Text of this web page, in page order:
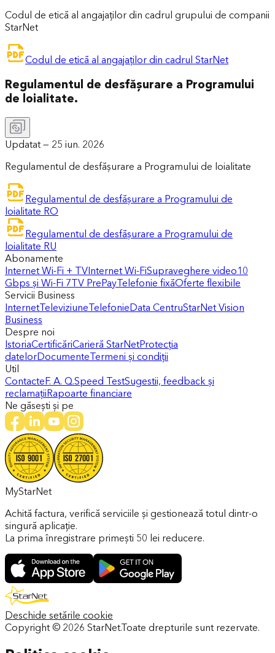
Codul de etică al angajaților din cadrul grupului de companii
StarNet
Codul de etică al angajaților din cadrul StarNet
Regulamentul de desfășurare a Programului
de loialitate.
Updatat — 25 iun. 2026
Regulamentul de desfășurare a Programului de loialitate
Regulamentul de desfășurare a Programului de
loialitate RO
Regulamentul de desfășurare a Programului de
loialitate RU
Abonamente
Internet Wi-Fi + TVInternet Wi-FiSupraveghere video10
Gbps și Wi-Fi 7TV PrePayTelefonie fixăOferte flexibile
Servicii Business
InternetTeleviziuneTelefonieData CentruStarNet Vision
Business
Despre noi
IstoriaCertificăriCarieră StarNetProtecția
datelorDocumenteTermeni și condiții
Util
ContacteF. A. Q.Speed TestSugestii, feedback și
reclamațiiRapoarte financiare
Ne găsești și pe
MyStarNet
Achită factura, verifică serviciile și gestionează totul dintr-o
singură aplicație.
La prima înregistrare primești 50 lei reducere.
Deschide setările cookie
Copyright © 2026 StarNet.Toate drepturile sunt rezervate.